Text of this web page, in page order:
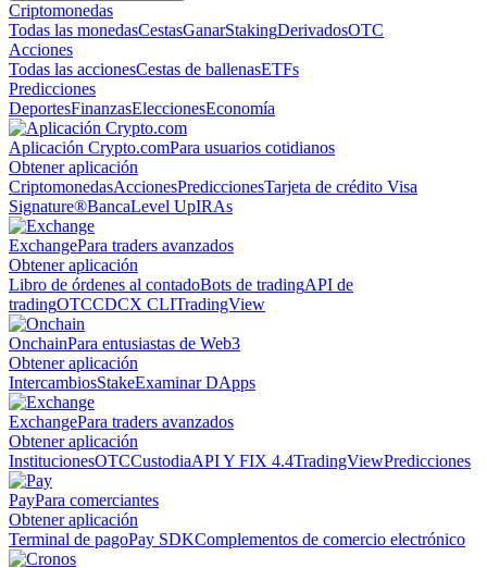
Criptomonedas
Todas las monedasCestasGanarStakingDerivadosOTC
Acciones
Todas las accionesCestas de ballenasETFs
Predicciones
DeportesFinanzasEleccionesEconomía
Aplicación Crypto.comPara usuarios cotidianos
Obtener aplicación
CriptomonedasAccionesPrediccionesTarjeta de crédito Visa
Signature®BancaLevel UpIRAs
ExchangePara traders avanzados
Obtener aplicación
Libro de órdenes al contadoBots de tradingAPI de
tradingOTCCDCX CLITradingView
OnchainPara entusiastas de Web3
Obtener aplicación
IntercambiosStakeExaminar DApps
ExchangePara traders avanzados
Obtener aplicación
InstitucionesOTCCustodiaAPI Y FIX 4.4TradingViewPredicciones
PayPara comerciantes
Obtener aplicación
Terminal de pagoPay SDKComplementos de comercio electrónico